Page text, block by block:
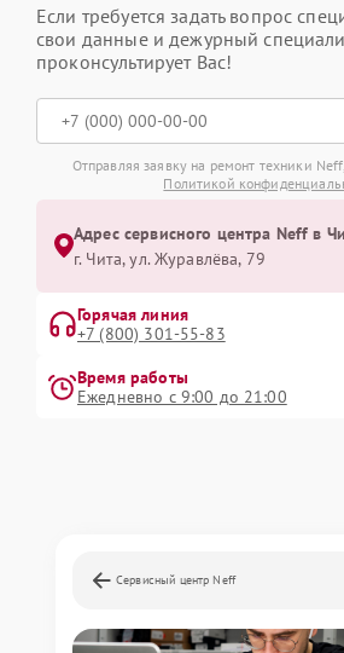
Если требуется задать вопрос
свои данные и дежурный
проконсультирует Вас!
Отправляя заявку на ремонт техники
Политикой
Адрес сервисного центра Neff в
г. Чита, ул. Журавлёва, 79
Горячая линия
+7 (800) 301-55-83
Время работы
Ежедневно с 9:00 до 21:00
Сервисный центр Neff